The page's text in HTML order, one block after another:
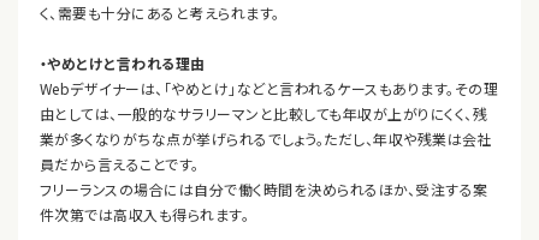
く、需要も十分にあると考えられます。
・やめとけと言われる理由
Webデザイナーは、「やめとけ」などと言われるケースもあります。その理
由としては、一般的なサラリーマンと比較しても年収が上がりにくく、残
業が多くなりがちな点が挙げられるでしょう。ただし、年収や残業は会社
員だから言えることです。
フリーランスの場合には自分で働く時間を決められるほか、受注する案
件次第では高収入も得られます。